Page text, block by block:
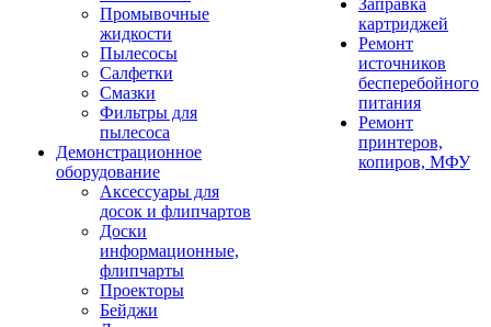
Промывочные
жидкости
Пылесосы
Салфетки
Смазки
Фильтры для
пылесоса
Демонстрационное
оборудование
Аксессуары для
досок и флипчартов
Доски
информационные,
флипчарты
Проекторы
Бейджи
Заправка
картриджей
Ремонт
источников
бесперебойного
питания
Ремонт
принтеров,
копиров, МФУ